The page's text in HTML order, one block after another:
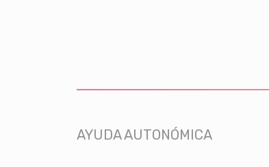
AYUDA AUTONÓMICA